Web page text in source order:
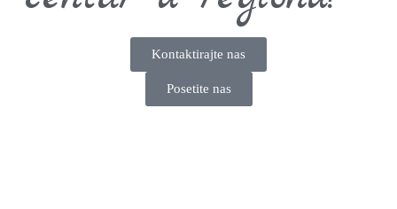
Kontaktirajte nas
Posetite nas